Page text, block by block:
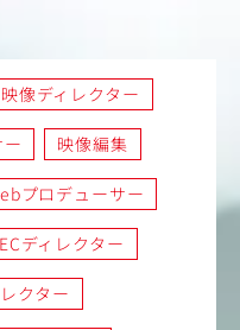
像ディレクター
映像編集
プロデューサー
ECディレクター
クター